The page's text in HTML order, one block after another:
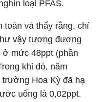
loại PFAS.
toán và thấy rằng, chỉ
vậy tương đương
mức 48ppt (phần
khi đó, năm
Hoa Kỳ đã hạ
uống là 0,02ppt.